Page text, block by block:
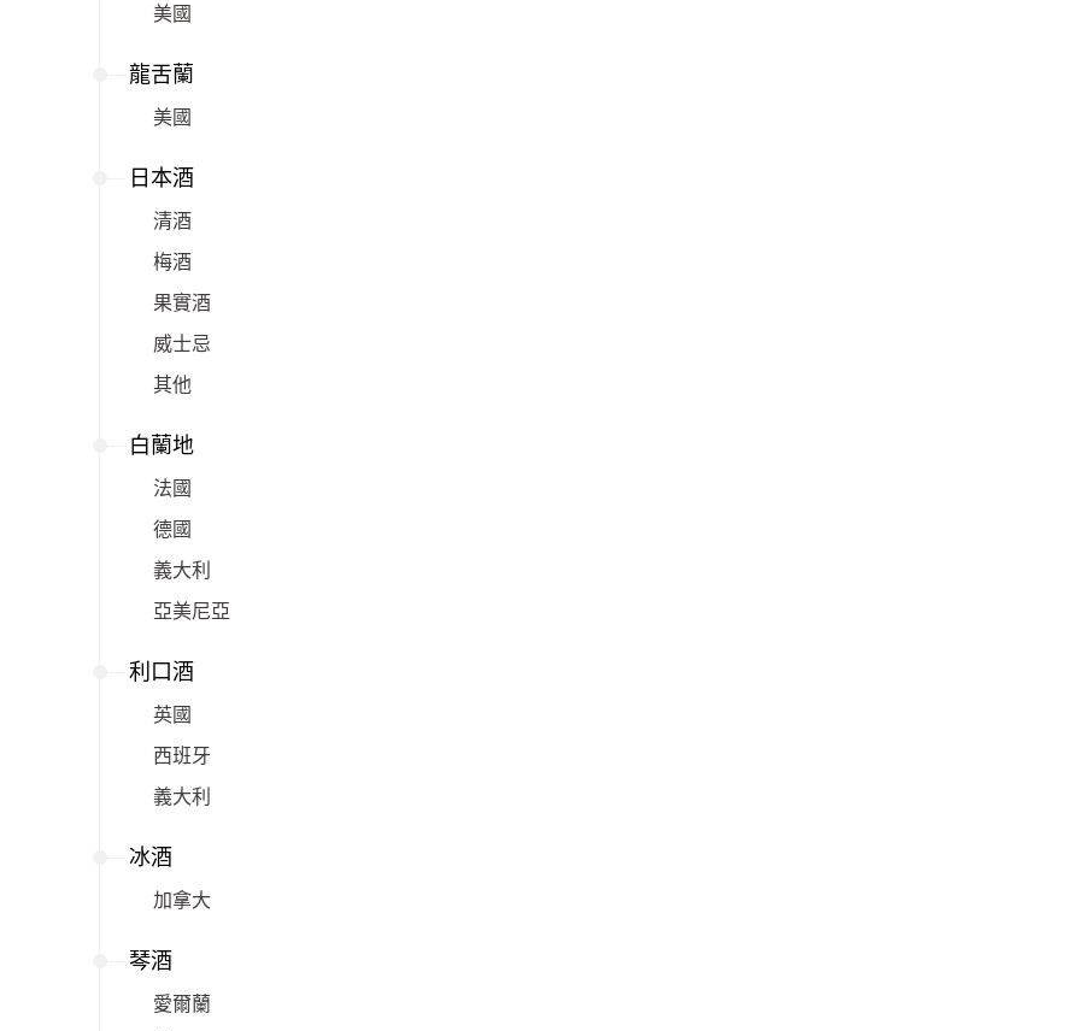
美國
龍舌蘭
美國
日本酒
清酒
梅酒
果實酒
威士忌
其他
白蘭地
法國
德國
義大利
亞美尼亞
利口酒
英國
西班牙
義大利
冰酒
加拿大
琴酒
愛爾蘭